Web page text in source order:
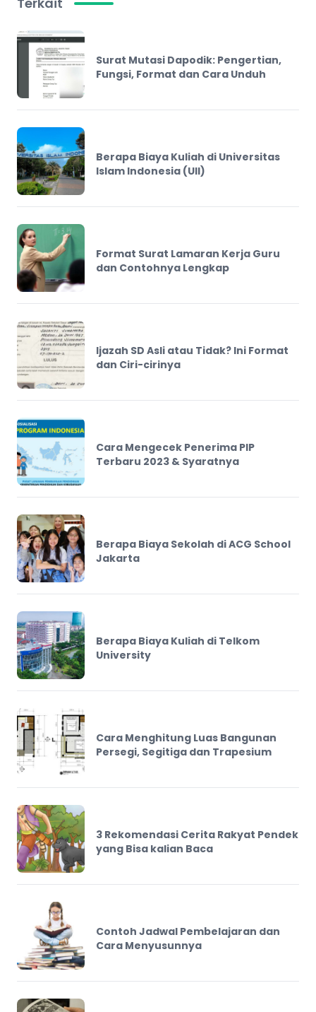
Surat Mutasi Dapodik: Pengertian,
Fungsi, Format dan Cara Unduh
Berapa Biaya Kuliah di Universitas
Islam Indonesia (UII)
Format Surat Lamaran Kerja Guru
dan Contohnya Lengkap
Ijazah SD Asli atau Tidak? Ini Format
dan Ciri-cirinya
Cara Mengecek Penerima PIP
Terbaru 2023 & Syaratnya
Berapa Biaya Sekolah di ACG School
Jakarta
Berapa Biaya Kuliah di Telkom
University
Cara Menghitung Luas Bangunan
Persegi, Segitiga dan Trapesium
3 Rekomendasi Cerita Rakyat Pendek
yang Bisa kalian Baca
Contoh Jadwal Pembelajaran dan
Cara Menyusunnya